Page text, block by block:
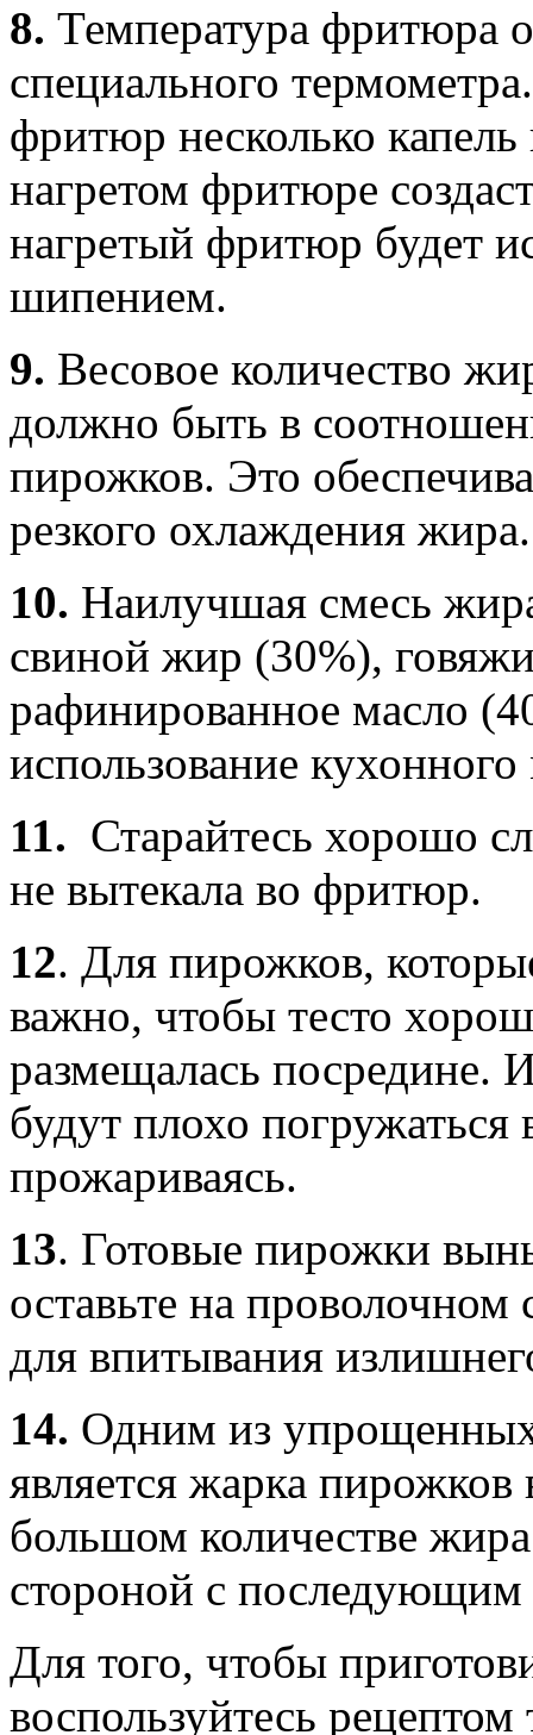
8. Температура фритюра
специального
фритюр несколько
нагретом фритюре
нагретый фритюр будет
шипением.
9. Весовое количество
должно быть в
пирожков. Это
резкого охлаждения жира.
10. Наилучшая смесь
свиной жир (30%),
рафинированное масло
использование
11. Старайтесь хорошо
не вытекала во фритюр.
12. Для пирожков,
важно, чтобы тесто
размещалась посредине.
будут плохо
прожариваясь.
13. Готовые пирожки
оставьте на
для впитывания
14. Одним из
является жарка пирожков
большом количестве
стороной с последующим
Для того, чтобы
воспользуйтесь рецептом